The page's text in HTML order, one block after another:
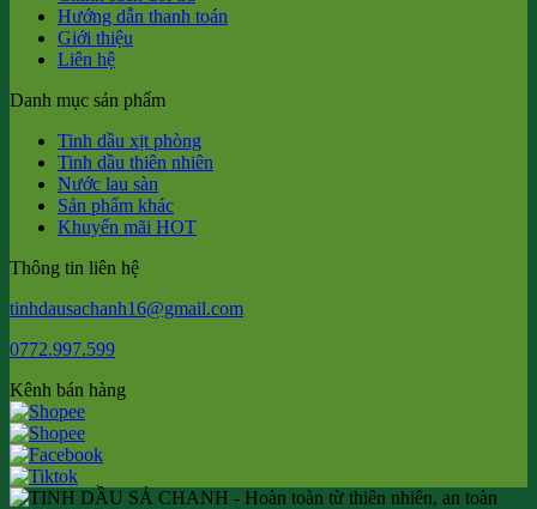
Hướng dẫn thanh toán
Giới thiệu
Liên hệ
Danh mục sản phẩm
Tinh dầu xịt phòng
Tinh dầu thiên nhiên
Nước lau sàn
Sản phẩm khác
Khuyến mãi HOT
Thông tin liên hệ
tinhdausachanh16@gmail.com
0772.997.599
Kênh bán hàng